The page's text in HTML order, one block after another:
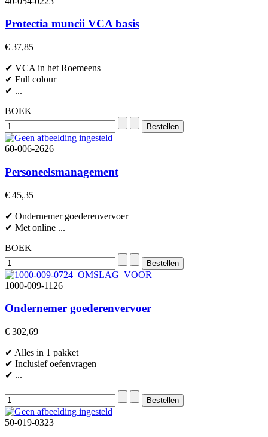
Protectia muncii VCA basis
€ 37,85
✔ VCA in het Roemeens
✔ Full colour
✔ ...
BOEK
60-006-2626
Personeelsmanagement
€ 45,35
✔ Ondernemer goederenvervoer
✔ Met online ...
BOEK
1000-009-1126
Ondernemer goederenvervoer
€ 302,69
✔ Alles in 1 pakket
✔ Inclusief oefenvragen
✔ ...
50-019-0323